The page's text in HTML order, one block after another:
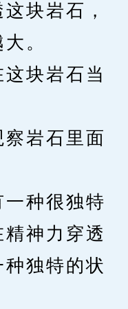
块岩石，
。
块岩石当
岩石里面
种很独特
神力穿透
独特的状